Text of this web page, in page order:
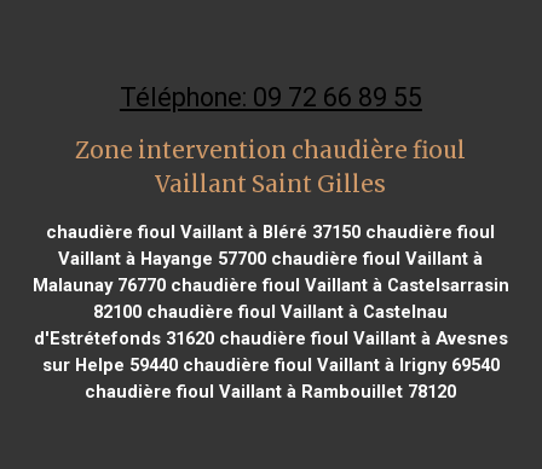
Téléphone: 09 72 66 89 55
Zone intervention chaudière fioul
Vaillant Saint Gilles
chaudière fioul Vaillant à Bléré 37150 chaudière fioul
Vaillant à Hayange 57700 chaudière fioul Vaillant à
Malaunay 76770chaudière fioul Vaillant à Castelsarrasin
82100 chaudière fioul Vaillant à Castelnau
d'Estrétefonds 31620chaudière fioul Vaillant à Avesnes
sur Helpe 59440chaudière fioul Vaillant à Irigny 69540
chaudière fioul Vaillant à Rambouillet 78120